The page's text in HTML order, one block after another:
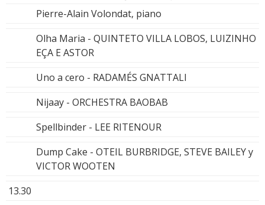
Pierre-Alain Volondat, piano
Olha Maria - QUINTETO VILLA LOBOS, LUIZINHO
EÇA E ASTOR
Uno a cero - RADAMÉS GNATTALI
Nijaay - ORCHESTRA BAOBAB
Spellbinder - LEE RITENOUR
Dump Cake - OTEIL BURBRIDGE, STEVE BAILEY y
VICTOR WOOTEN
13.30